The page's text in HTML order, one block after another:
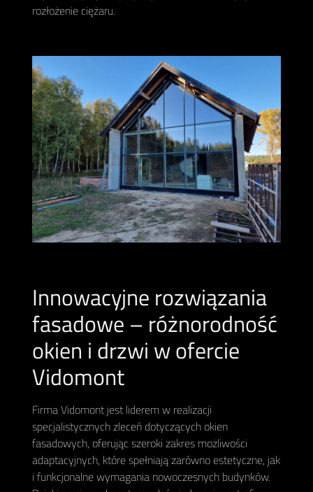
rozłożenie ciężaru.
Innowacyjne rozwiązania
fasadowe – różnorodność
okien i drzwi w ofercie
Vidomont
Firma Vidomont jest liderem w realizacji
specjalistycznych zleceń dotyczących okien
fasadowych, oferując szeroki zakres możliwości
adaptacyjnych, które spełniają zarówno estetyczne, jak
i funkcjonalne wymagania nowoczesnych budynków.